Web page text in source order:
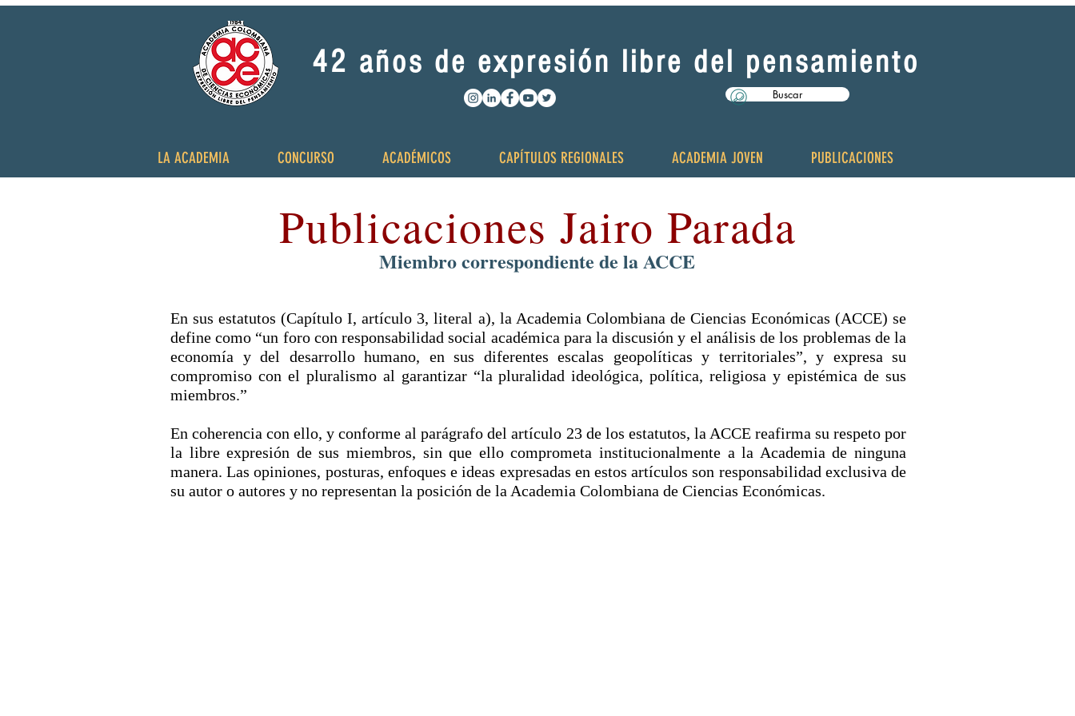
42 años de expresión libre del pensamiento
Buscar
LA ACADEMIA CONCURSO ACADÉMICOS CAPÍTULOS REGIONALES ACADEMIA JOVEN PUBLICACIONES
Publicaciones Jairo Parada
Miembro correspondiente de la ACCE
En sus estatutos (Capítulo I, artículo 3, literal a), la Academia Colombiana de Ciencias Económicas (ACCE) se
define como “un foro con responsabilidad social académica para la discusión y el análisis de los problemas de la
economía y del desarrollo humano, en sus diferentes escalas geopolíticas y territoriales”, y expresa su
compromiso con el pluralismo al garantizar “la pluralidad ideológica, política, religiosa y epistémica de sus
miembros.”
En coherencia con ello, y conforme al parágrafo del artículo 23 de los estatutos, la ACCE reafirma su respeto por
la libre expresión de sus miembros, sin que ello comprometa institucionalmente a la Academia de ninguna
manera. Las opiniones, posturas, enfoques e ideas expresadas en estos artículos son responsabilidad exclusiva de
su autor o autores y no representan la posición de la Academia Colombiana de Ciencias Económicas.